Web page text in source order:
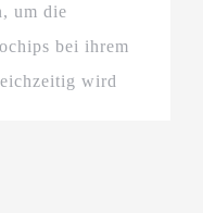
um die
bei ihrem
wird